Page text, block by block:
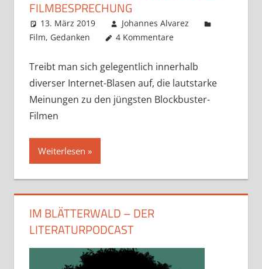
FILMBESPRECHUNG
13. März 2019
Johannes Alvarez
Film, Gedanken 4 Kommentare
Treibt man sich gelegentlich innerhalb
diverser Internet-Blasen auf, die lautstarke
Meinungen zu den jüngsten Blockbuster-
Filmen
Weiterlesen
IM BLÄTTERWALD – DER
LITERATURPODCAST